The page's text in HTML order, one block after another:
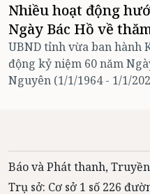
Nhiều hoạt động
Ngày Bác Hồ về
UBND tỉnh vừa ban hành
động kỷ niệm 60 năm
Nguyên (1/1/1964 - 1/1/
Báo và Phát thanh,
Trụ sở: Cơ sở 1 số 226